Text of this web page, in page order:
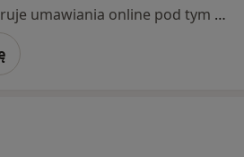
Specjalista nie oferuje umawiania online pod tym adresem.